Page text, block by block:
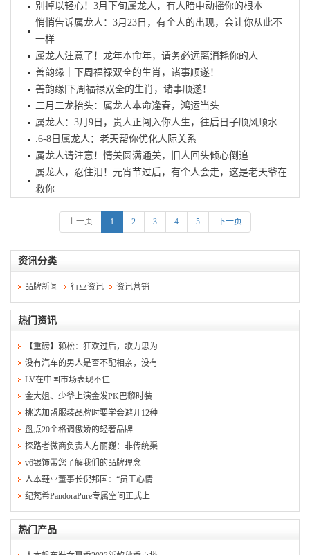
别掉以轻心！3月下旬属龙人，有人暗中动摇你的根本
悄悄告诉属龙人：3月23日，有个人的出现，会让你从此不
一样
属龙人注意了！龙年本命年，请务必远离消耗你的人
善韵缘｜下周福禄双全的生肖，诸事顺遂！
善韵缘|下周福禄双全的生肖，诸事顺遂！
二月二龙抬头：属龙人本命逢春，鸿运当头
属龙人：3月9日，贵人正闯入你人生，往后日子顺风顺水
.6-8日属龙人：老天帮你优化人际关系
属龙人请注意！情关圆满通关，旧人回头倾心倒追
属龙人，忍住泪！元宵节过后，有个人会走，这是老天爷在
救你
上一页 1 2 3 4 5 下一页
资讯分类
品牌新闻 行业资讯 资讯营销
热门资讯
【重磅】赖松：狂欢过后，歌力思为
没有汽车的男人是否不配相亲，没有
LV在中国市场表现不佳
金大姐、少爷上演金发PK巴黎时装
挑选加盟服装品牌时要学会避开12种
盘点20个格调傲娇的轻奢品牌
探路者微商负责人方丽巍：非传统渠
v6银饰带您了解我们的品牌理念
人本鞋业董事长倪邦国：“员工心情
纪梵希PandoraPure专属空间正式上
热门产品